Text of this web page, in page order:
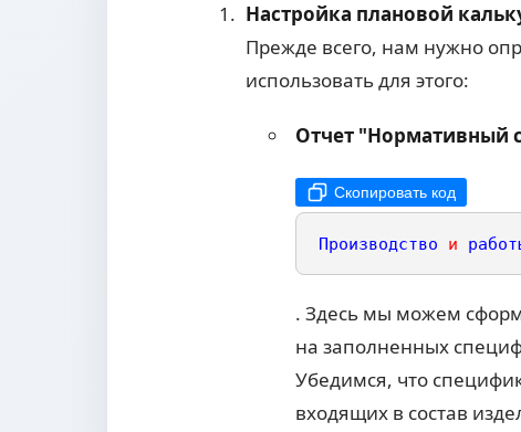
Настройка плановой
Прежде всего, нам нужно
использовать для этого:
Отчет "Нормативный
Скопировать код
Производство и
. Здесь мы можем
на заполненных
Убедимся, что
входящих в состав